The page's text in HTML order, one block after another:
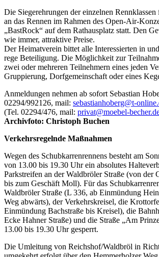
Die Siegerehrungen der einzelnen
an das Rennen im Rahmen des Open-Air-
„BastRock“ auf dem Rathausplatz statt. Den
wie immer, attraktive Preise.
Der Heimatverein bittet alle Interessierten in
rege Beteiligung. Die Möglichkeit zur
zwei oder mehreren Teilnehmern eines jeden
Gruppierung, Dorfgemeinschaft oder eines
Anmeldungen nehmen ab sofort Sebastian
02294/992126, mail: sebastianhoberg@t-
(Tel. 02294/476, mail: privat@moebel-
Archivfoto: Christoph Buchen
Verkehrsregelnde Maßnahmen
Wegen des Schubkarrenrennens besteht am
von 13.00 bis 19.30 Uhr ein absolutes
Parkstreifen an der Waldbröler Straße (von der
bis zum Geschäft Moll). Für das
Waldbröler Straße (L 336, ab Einmündung
Weg abwärts), der Verkehrskreisel, die
Einmündung Bachstraße bis Kreisel), die
Ecke Hahner Straße) und die Straße „Am
13.00 bis 19.30 Uhr gesperrt.
Die Umleitung von Reichshof/Waldbröl in